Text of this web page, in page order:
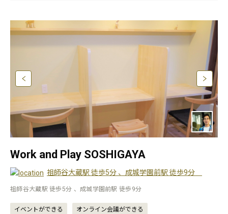
Work and Play SOSHIGAYA
祖師谷大蔵駅 徒歩5分 、成城学園前駅 徒歩9分
祖師谷大蔵駅 徒歩5分 、成城学園前駅 徒歩9分
イベントができる オンライン会議ができる